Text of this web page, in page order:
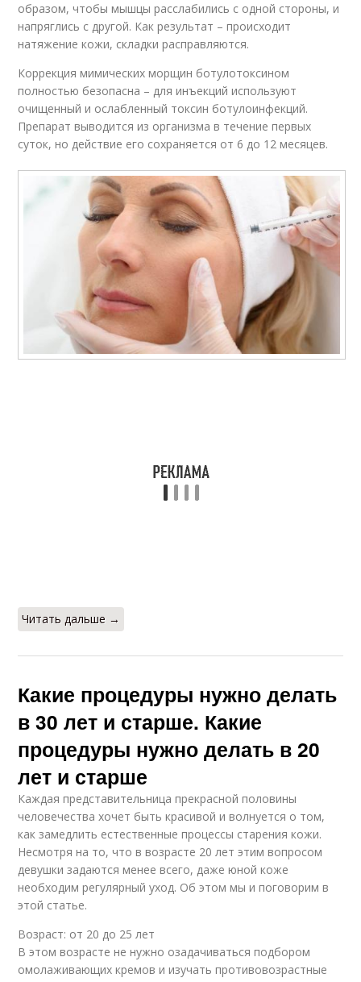
образом, чтобы мышцы расслабились с одной стороны, и
напряглись с другой. Как результат – происходит
натяжение кожи, складки расправляются.
Коррекция мимических морщин ботулотоксином
полностью безопасна – для инъекций используют
очищенный и ослабленный токсин ботулоинфекций.
Препарат выводится из организма в течение первых
суток, но действие его сохраняется от 6 до 12 месяцев.
Читать дальше →
Какие процедуры нужно делать
в 30 лет и старше. Какие
процедуры нужно делать в 20
лет и старше
Каждая представительница прекрасной половины
человечества хочет быть красивой и волнуется о том,
как замедлить естественные процессы старения кожи.
Несмотря на то, что в возрасте 20 лет этим вопросом
девушки задаются менее всего, даже юной коже
необходим регулярный уход. Об этом мы и поговорим в
этой статье.
Возраст: от 20 до 25 лет
В этом возрасте не нужно озадачиваться подбором
омолаживающих кремов и изучать противовозрастные